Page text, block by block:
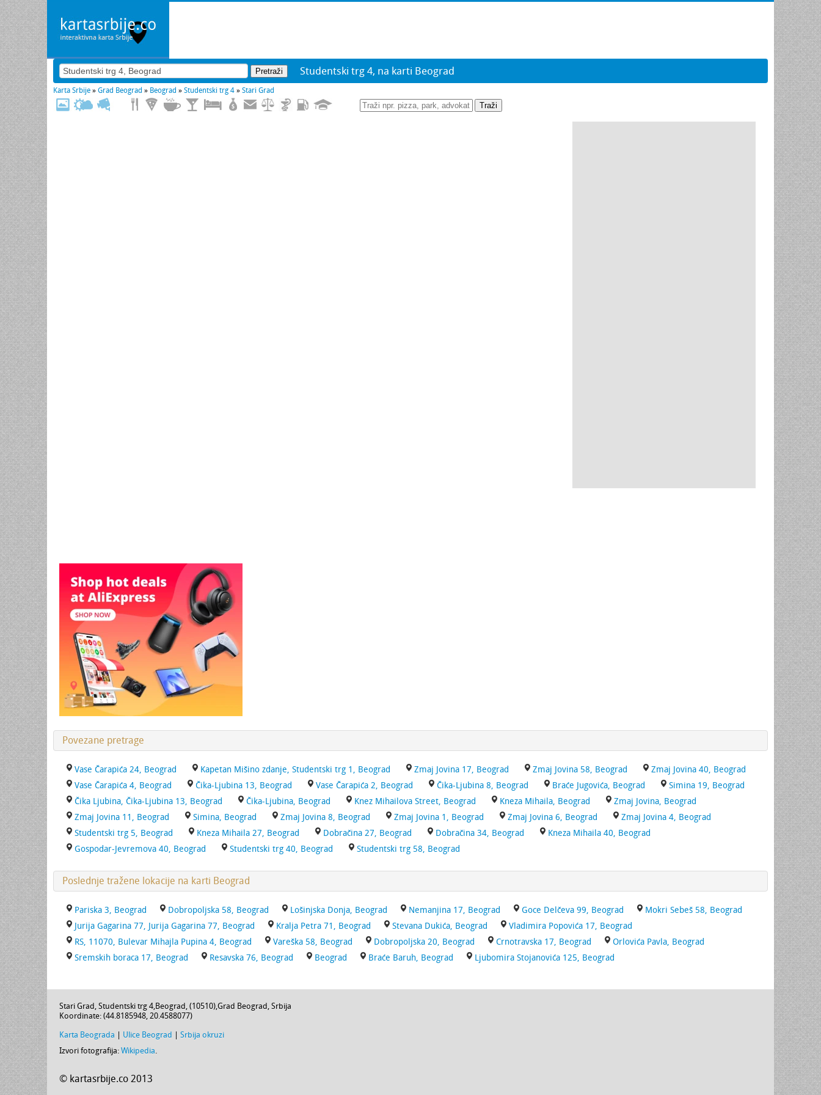
Studentski trg 4, na karti Beograd
Karta Srbije » Grad Beograd » Beograd » Studentski trg 4 » Stari Grad
Traži
Povezane pretrage
Vase Čarapića 24, Beograd Kapetan Mišino zdanje, Studentski trg 1, Beograd Zmaj Jovina 17, Beograd Zmaj Jovina 58, Beograd
Zmaj Jovina 40, Beograd
Vase Čarapića 4, Beograd
Čika-Ljubina 13, Beograd Vase Čarapića 2, Beograd Čika-Ljubina 8, Beograd Braće Jugovića, Beograd
Simina 19, Beograd
Čika Ljubina, Čika-Ljubina 13, Beograd
Čika-Ljubina, Beograd Knez Mihailova Street, Beograd Kneza Mihaila, Beograd
Zmaj Jovina, Beograd
Zmaj Jovina 11, Beograd
Simina, Beograd Zmaj Jovina 8, Beograd Zmaj Jovina 1, Beograd Zmaj Jovina 6, Beograd
Zmaj Jovina 4, Beograd
Studentski trg 5, Beograd
Kneza Mihaila 27, Beograd Dobračina 27, Beograd Dobračina 34, Beograd
Kneza Mihaila 40, Beograd
Gospodar-Jevremova 40, Beograd
Studentski trg 40, Beograd Studentski trg 58, Beograd
Poslednje tražene lokacije na karti Beograd
Pariska 3, Beograd Dobropoljska 58, Beograd Lošinjska Donja, Beograd Nemanjina 17, Beograd Goce Delčeva 99, Beograd
Mokri Sebeš 58, Beograd
Jurija Gagarina 77, Jurija Gagarina 77, Beograd
Kralja Petra 71, Beograd Stevana Dukića, Beograd
Vladimira Popovića 17, Beograd
RS, 11070, Bulevar Mihajla Pupina 4, Beograd
Vareška 58, Beograd Dobropoljska 20, Beograd Crnotravska 17, Beograd
Orlovića Pavla, Beograd
Sremskih boraca 17, Beograd
Resavska 76, Beograd Beograd Braće Baruh, Beograd Ljubomira Stojanovića 125, Beograd
Stari Grad, Studentski trg 4,Beograd, (10510),Grad Beograd, Srbija
Koordinate: (44.8185948, 20.4588077)
Karta Beograda Ulice Beograd
Srbija okruzi
Izvori fotografija: Wikipedia.
© kartasrbije.co 2013